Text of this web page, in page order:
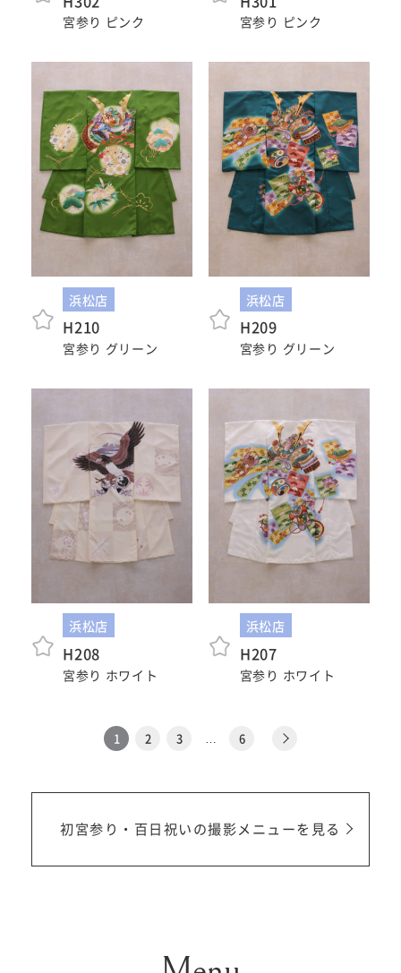
フォトウエディング
ベビー/キッズ
振袖
ホワイトベル豊橋
振袖レンタルサイト
宮参り ピンク 宮参り ピンク
浜松店
H210
宮参り グリーン
浜松店
H209
宮参り グリーン
浜松店
H208
宮参り ホワイト
浜松店
H207
宮参り ホワイト
1 2 3 6
初宮参り・百日祝いの撮影メニューを見る